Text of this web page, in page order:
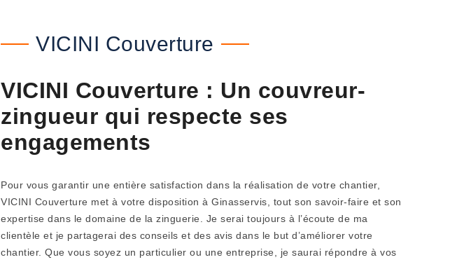
VICINI Couverture
VICINI Couverture : Un couvreur-
zingueur qui respecte ses
engagements
Pour vous garantir une entière satisfaction dans la réalisation de votre chantier,
VICINI Couverture met à votre disposition à Ginasservis, tout son savoir-faire et son
expertise dans le domaine de la zinguerie. Je serai toujours à l’écoute de ma
clientèle et je partagerai des conseils et des avis dans le but d’améliorer votre
chantier. Que vous soyez un particulier ou une entreprise, je saurai répondre à vos